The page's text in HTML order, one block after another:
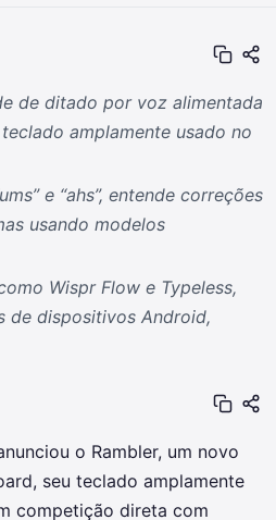
de ditado por voz alimentada
amplamente usado no
e “ahs”, entende correções
usando modelos
Wispr Flow e Typeless,
de dispositivos Android,
o Rambler, um novo
seu teclado amplamente
competição direta com